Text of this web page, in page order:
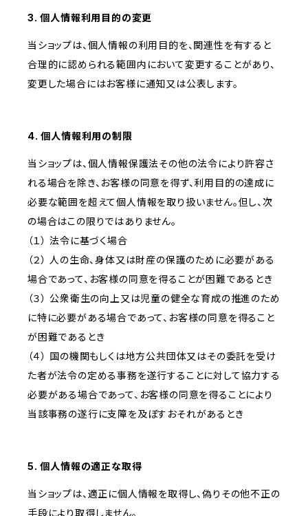
3. 個人情報利用目的の変更
当ショップは、個人情報の利用目的を、関連性を有すると
合理的に認められる範囲内において変更することがあり、
変更した場合にはお客様に通知又は公表します。
4. 個人情報利用の制限
当ショップは、個人情報保護法その他の法令により許容さ
れる場合を除き、お客様の同意を得ず、利用目的の達成に
必要な範囲を超えて個人情報を取り扱いません。但し、次
の場合はこの限りではありません。
（１） 法令に基づく場合
（２） 人の生命、身体又は財産の保護のために必要がある
場合であって、お客様の同意を得ることが困難であるとき
（３） 公衆衛生の向上又は児童の健全な育成の推進のため
に特に必要がある場合であって、お客様の同意を得ること
が困難であるとき
（４） 国の機関もしくは地方公共団体又はその委託を受け
た者が法令の定める事務を遂行することに対して協力する
必要がある場合であって、お客様の同意を得ることにより
当該事務の遂行に支障を及ぼすおそれがあるとき
5. 個人情報の適正な取得
当ショップは、適正に個人情報を取得し、偽りその他不正の
手段により取得しません。